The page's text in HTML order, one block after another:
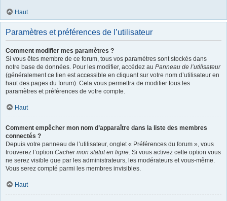
Haut
Paramètres et préférences de l’utilisateur
Comment modifier mes paramètres ?
Si vous êtes membre de ce forum, tous vos paramètres sont stockés dans
notre base de données. Pour les modifier, accédez au Panneau de l’utilisateur
(généralement ce lien est accessible en cliquant sur votre nom d’utilisateur en
haut des pages du forum). Cela vous permettra de modifier tous les
paramètres et préférences de votre compte.
Haut
Comment empêcher mon nom d’apparaître dans la liste des membres
connectés ?
Depuis votre panneau de l’utilisateur, onglet « Préférences du forum », vous
trouverez l’option Cacher mon statut en ligne. Si vous activez cette option vous
ne serez visible que par les administrateurs, les modérateurs et vous-même.
Vous serez compté parmi les membres invisibles.
Haut